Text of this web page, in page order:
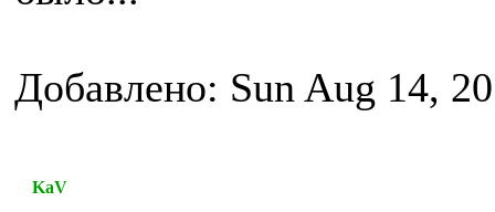
Добавлено: Sun Aug 14,
KaV